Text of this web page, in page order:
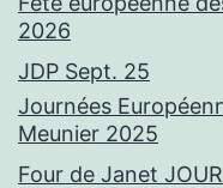
2026
JDP Sept. 25
Journées
Meunier 2025
Four de Janet